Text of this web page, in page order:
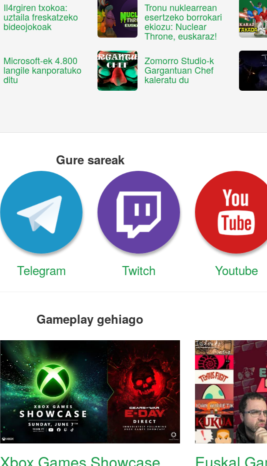
Il4rgiren txokoa:
uztaila freskatzeko
bideojokoak
Tronu nuklearrean
esertzeko borrokari
ekiozu: Nuclear
Throne, euskaraz!
Microsoft-ek 4.800
langile kanporatuko
ditu
Zomorro Studio-k
Gargantuan Chef
kaleratu du
Gure sareak
Telegram Twitch Youtube
Gameplay gehiago
Xbox Games Showcase Euskal